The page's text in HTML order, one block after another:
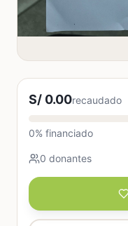
S/ 0.00recaudado
0% financiado
0 donantes